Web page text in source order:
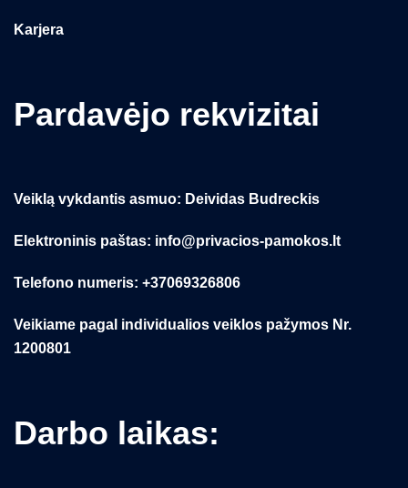
Karjera
Pardavėjo rekvizitai
Veiklą vykdantis asmuo: Deividas Budreckis
Elektroninis paštas: info@privacios-pamokos.lt
Telefono numeris: +37069326806
Veikiame pagal individualios veiklos pažymos Nr.
1200801
Darbo laikas: